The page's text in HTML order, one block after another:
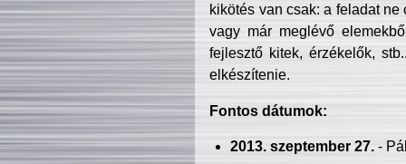
kikötés van csak: a feladat
vagy már meglévő
fejlesztő kitek, érzékelők,
elkészítenie.
Fontos dátumok:
2013. szeptember 27.-